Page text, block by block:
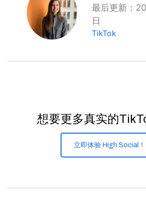
最后更新：
日
TikTok
想要更多真实的
立即体验 High Social！